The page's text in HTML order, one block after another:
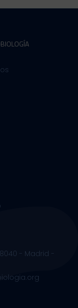
- Madrid -